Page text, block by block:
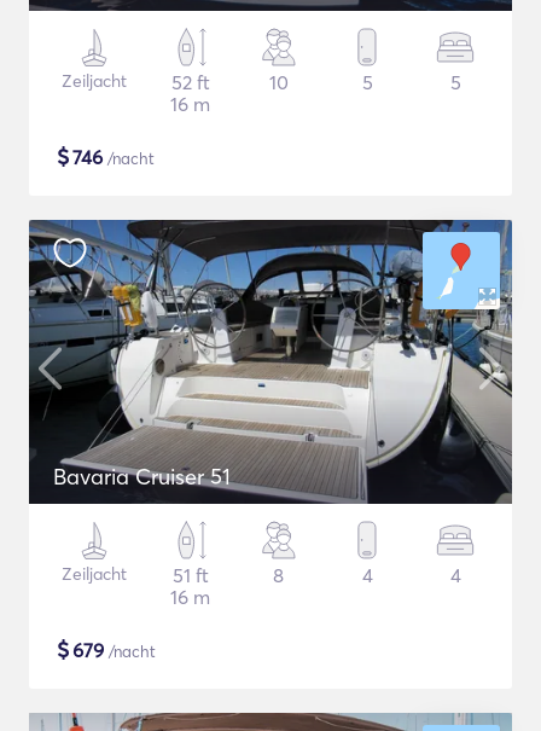
Zeiljacht
52 ft
16 m
10 5 5
$746 /nacht
Bavaria Cruiser 51
Zeiljacht
51 ft
16 m
8 4 4
$679 /nacht